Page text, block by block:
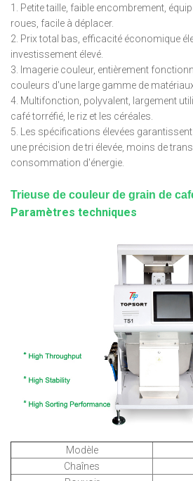
1. Petite taille, faible encombrement,
roues, facile à déplacer.
2. Prix total bas, efficacité économique
investissement élevé.
3. Imagerie couleur, entièrement
couleurs d'une large gamme de
4. Multifonction, polyvalent, largement
café torréfié, le riz et les céréales.
5. Les spécifications élevées
une précision de tri élevée, moins de
consommation d'énergie.
Trieuse de couleur de grain de
Paramètres techniques
Modèle
Chaînes